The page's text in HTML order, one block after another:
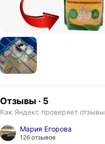
Отзывы · 5
Как Яндекс проверяет отзывы
Мария Егорова
126 отзывов